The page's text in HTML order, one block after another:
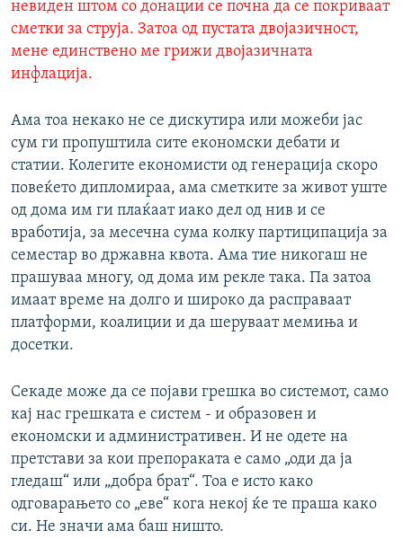
невиден штом со донации се почна да се покриваат
сметки за струја. Затоа од пустата двојазичност,
мене единствено ме грижи двојазичната
инфлација.
Ама тоа некако не се дискутира или можеби јас
сум ги пропуштила сите економски дебати и
статии. Колегите економисти од генерација скоро
повеќето дипломираа, ама сметките за живот уште
од дома им ги плаќаат иако дел од нив и се
вработија, за месечна сума колку партиципација за
семестар во државна квота. Ама тие никогаш не
прашуваа многу, од дома им рекле така. Па затоа
имаат време на долго и широко да расправаат
платформи, коалиции и да шеруваат мемиња и
досетки.
Секаде може да се појави грешка во системот, само
кај нас грешката е систем - и образовен и
економски и административен. И не одете на
претстави за кои препораката е само „оди да ја
гледаш“ или „добра брат“. Тоа е исто како
одговарањето со „еве“ кога некој ќе те праша како
си. Не значи ама баш ништо.